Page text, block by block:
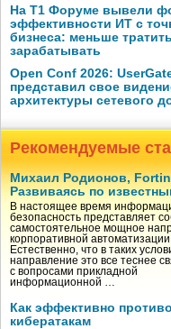
На Т1 Форуме вывели
эффективности ИТ с
бизнеса: меньше
зарабатывать
Open Conf 2026:
представил свое
архитектуры сетевого
Рекомендуемые
Михаил Родионов,
Развиваясь по
В настоящее время
безопасность представляет
самостоятельное мощное
корпоративной автоматизации.
Естественно, что в таких
направление это все теснее
с вопросами прикладной
информационной …
Как эффективно
кибератакам